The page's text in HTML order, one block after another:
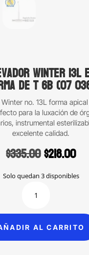
Winter 13L
de T 6B (07
Winter no. 13L forma
para la luxación de
instrumental
excelente calidad.
$335.00Original
price
was:
$218.00
is:
Solo quedan 3 disponibles
Winter
forma
de
AL CARRITO